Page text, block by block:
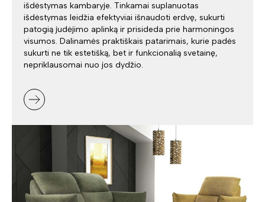
išdėstymas kambaryje. Tinkamai suplanuotas
išdėstymas leidžia efektyviai išnaudoti erdvę, sukurti
patogią judėjimo aplinką ir prisideda prie harmoningos
visumos. Dalinamės praktiškais patarimais, kurie padės
sukurti ne tik estetišką, bet ir funkcionalią svetainę,
nepriklausomai nuo jos dydžio.